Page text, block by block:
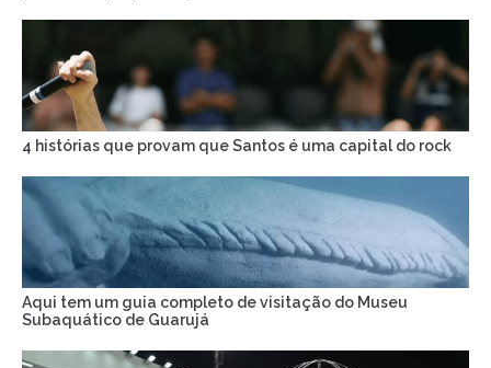
4 histórias que provam que Santos é uma capital do rock
Aqui tem um guia completo de visitação do Museu
Subaquático de Guarujá